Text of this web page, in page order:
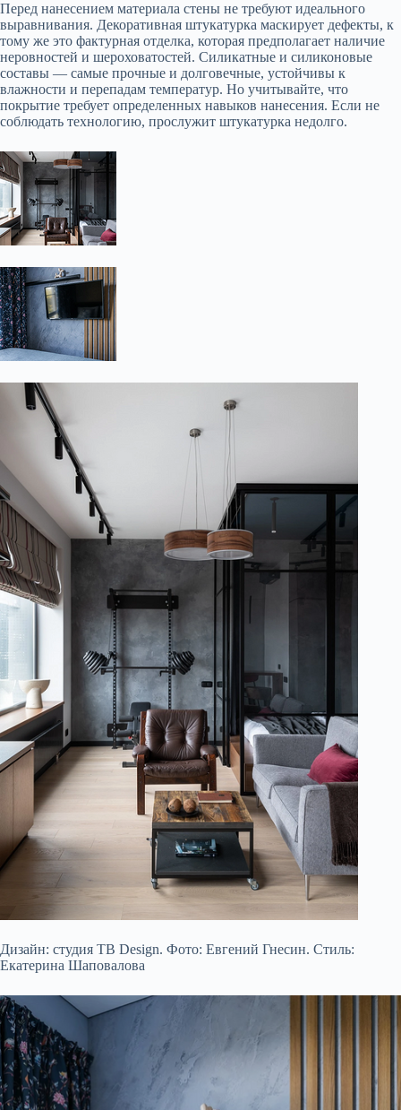
Перед нанесением материала стены не требуют идеального
выравнивания. Декоративная штукатурка маскирует дефекты, к
тому же это фактурная отделка, которая предполагает наличие
неровностей и шероховатостей. Силикатные и силиконовые
составы — самые прочные и долговечные, устойчивы к
влажности и перепадам температур. Но учитывайте, что
покрытие требует определенных навыков нанесения. Если не
соблюдать технологию, прослужит штукатурка недолго.
Дизайн: студия TB Design. Фото: Евгений Гнесин. Стиль:
Екатерина Шаповалова